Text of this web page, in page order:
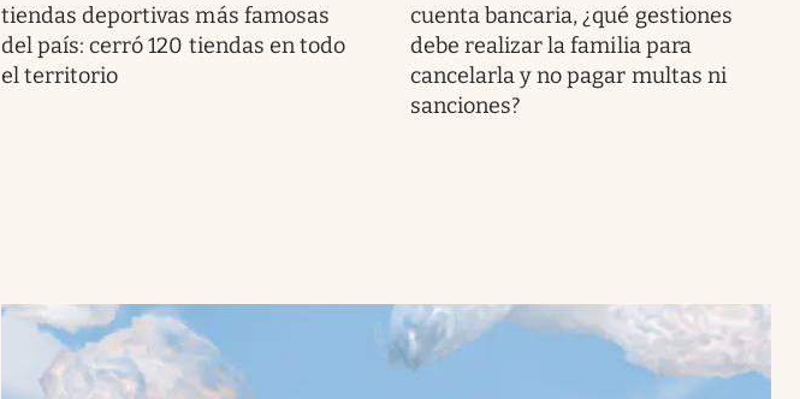
tiendas deportivas más famosas
del país: cerró 120 tiendas en todo
el territorio
cuenta bancaria, ¿qué gestiones
debe realizar la familia para
cancelarla y no pagar multas ni
sanciones?